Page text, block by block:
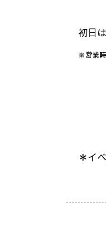
初日
※営業
＊イ